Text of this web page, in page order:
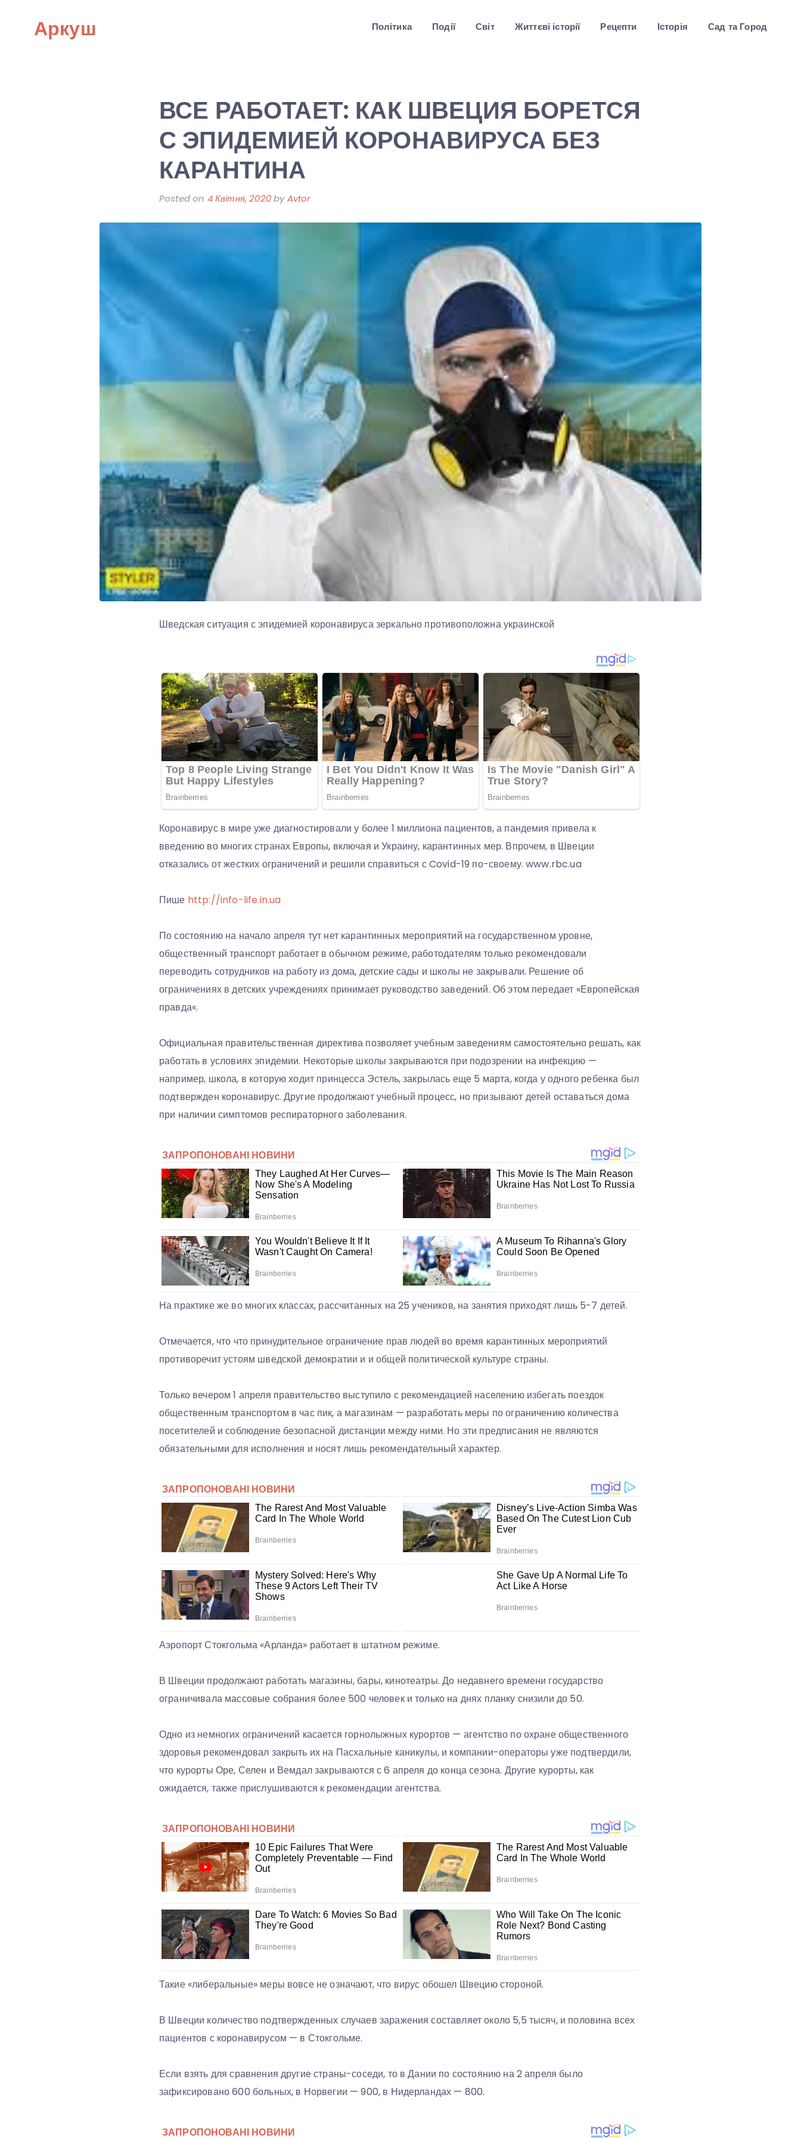
Аркуш Політика Події Світ Життєві історії Рецепти Історія Сад та Город
ВСЕ РАБОТАЕТ: КАК ШВЕЦИЯ БОРЕТСЯ
С ЭПИДЕМИЕЙ КОРОНАВИРУСА БЕЗ
КАРАНТИНА
Posted on 4 Квітня, 2020byAvtor
Шведская ситуация с эпидемией коронавируса зеркально противоположна украинской
Коронавирус в мире уже диагностировали у более 1 миллиона пациентов, а пандемия привела к
введению во многих странах Европы, включая и Украину, карантинных мер. Впрочем, в Швеции
отказались от жестких ограничений и решили справиться с Covid-19 по-своему. www.rbc.ua
Пише http://info-life.in.ua
По состоянию на начало апреля тут нет карантинных мероприятий на государственном уровне,
общественный транспорт работает в обычном режиме, работодателям только рекомендовали
переводить сотрудников на работу из дома, детские сады и школы не закрывали. Решение об
ограничениях в детских учреждениях принимает руководство заведений. Об этом передает «Европейская
правда«.
Официальная правительственная директива позволяет учебным заведениям самостоятельно решать, как
работать в условиях эпидемии. Некоторые школы закрываются при подозрении на инфекцию —
например, школа, в которую ходит принцесса Эстель, закрылась еще 5 марта, когда у одного ребенка был
подтвержден коронавирус. Другие продолжают учебный процесс, но призывают детей оставаться дома
при наличии симптомов респираторного заболевания.
На практике же во многих классах, рассчитанных на 25 учеников, на занятия приходят лишь 5-7 детей.
Отмечается, что что принудительное ограничение прав людей во время карантинных мероприятий
противоречит устоям шведской демократии и и общей политической культуре страны.
Только вечером 1 апреля правительство выступило с рекомендацией населению избегать поездок
общественным транспортом в час пик, а магазинам — разработать меры по ограничению количества
посетителей и соблюдение безопасной дистанции между ними. Но эти предписания не являются
обязательными для исполнения и носят лишь рекомендательный характер.
Аэропорт Стокгольма «Арланда» работает в штатном режиме.
В Швеции продолжают работать магазины, бары, кинотеатры. До недавнего времени государство
ограничивала массовые собрания более 500 человек и только на днях планку снизили до 50.
Одно из немногих ограничений касается горнолыжных курортов — агентство по охране общественного
здоровья рекомендовал закрыть их на Пасхальные каникулы, и компании-операторы уже подтвердили,
что курорты Оре, Селен и Вемдал закрываются с 6 апреля до конца сезона. Другие курорты, как
ожидается, также прислушиваются к рекомендации агентства.
Такие «либеральные» меры вовсе не означают, что вирус обошел Швецию стороной.
В Швеции количество подтвержденных случаев заражения составляет около 5,5 тысяч, и половина всех
пациентов с коронавирусом — в Стокгольме.
Если взять для сравнения другие страны-соседи, то в Дании по состоянию на 2 апреля было
зафиксировано 600 больных, в Норвегии — 900, в Нидерландах — 800.